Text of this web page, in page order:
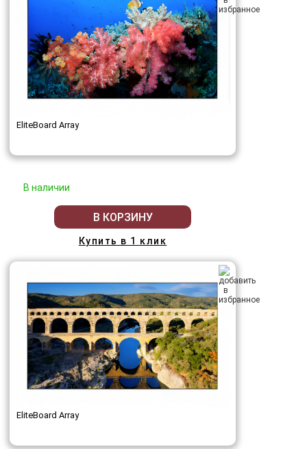
EliteBoard Array
В наличии
В КОРЗИНУ
Купить в 1 клик
EliteBoard Array